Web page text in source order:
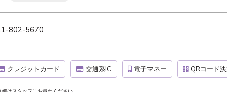
802-5670
クレジットカード 交通系IC 電子マネー QRコード